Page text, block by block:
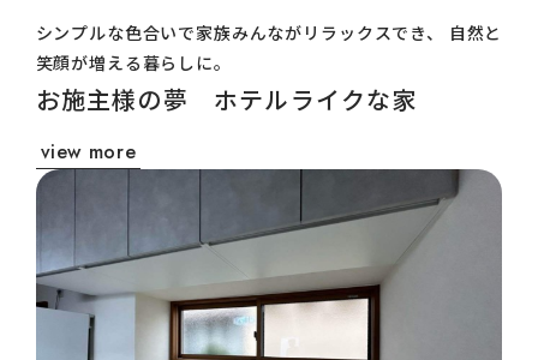
シンプルな色合いで家族みんながリラックスでき、 自然と
笑顔が増える暮らしに。
お施主様の夢 ホテルライクな家
view more